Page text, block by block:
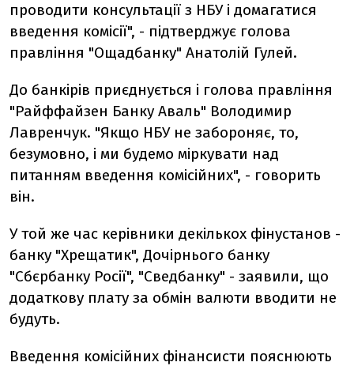
проводити консультації з НБУ і домагатися
введення комісії", - підтверджує голова
правління "Ощадбанку" Анатолій Гулей.
До банкірів приєднується і голова правління
"Райффайзен Банку Аваль" Володимир
Лавренчук. "Якщо НБУ не забороняє, то,
безумовно, і ми будемо міркувати над
питанням введення комісійних", - говорить
він.
У той же час керівники декількох фінустанов -
банку "Хрещатик", Дочірнього банку
"Сбєрбанку Росії", "Сведбанку" - заявили, що
додаткову плату за обмін валюти вводити не
будуть.
Введення комісійних фінансисти пояснюють